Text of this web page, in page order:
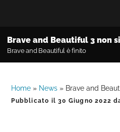
Brave and Beautiful 3 non
Brave and Beautiful è finito
Home » News » Brave and
Pubblicato il30 Giugno 2022